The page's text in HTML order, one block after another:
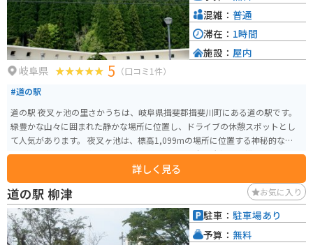
岐阜県 5 （口コミ1件）
#道の駅
道の駅 夜叉ヶ池の里さかうちは、岐阜県揖斐郡揖斐川町にある道の駅です。
緑豊かな山々に囲まれた静かな場所に位置し、ドライブの休憩スポットとし
て人気があります。 夜叉ヶ池は、標高1,099mの場所に位置する神秘的な池で
す。湧き水だけで形成された高層湿原としては日本最大級の規模を誇り、国
の天然記念物にも指定されています。道の駅からは、夜叉ヶ池登山口まで車
で約30分ほどでアクセスできます。登山道は整備されているので、初心者で
も比較的登りやすいですが、歩きやすい服装と靴は必須です。 道の駅には、
地元の特産品を販売する売店や、レストランがあります。揖斐川町の特産品
である「揖斐茶」や「富有柿」を使ったスイーツなども販売されているの
で、お土産にぴったりです。また、レストランでは、地元産の食材を使った
詳しく見る
混雑： 普通
滞在： 1時間
施設： 屋内
道の駅 柳津 お気に入り
駐車： 駐車場あり
予算： 無料